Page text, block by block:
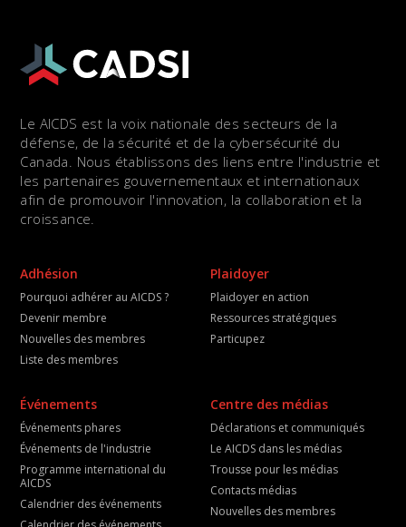
Le AICDS est la voix nationale des secteurs de la
défense, de la sécurité et de la cybersécurité du
Canada. Nous établissons des liens entre l'industrie et
les partenaires gouvernementaux et internationaux
afin de promouvoir l'innovation, la collaboration et la
croissance.
Adhésion
Pourquoi adhérer au AICDS ?
Devenir membre
Nouvelles des membres
Liste des membres
Plaidoyer
Plaidoyer en action
Ressources stratégiques
Particupez
Événements
Événements phares
Événements de l'industrie
Programme international du
AICDS
Calendrier des événements
Centre des médias
Déclarations et communiqués
Le AICDS dans les médias
Trousse pour les médias
Contacts médias
Nouvelles des membres